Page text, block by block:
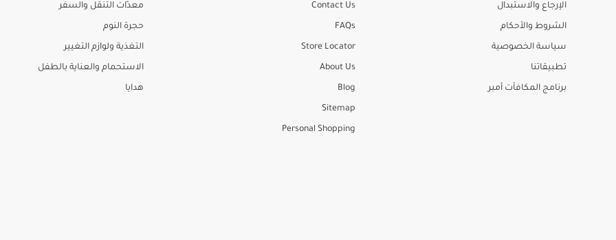
الإرجاع والاستبدال
الشروط والأحكام
سياسة الخصوصية
تطبيقاتنا
برنامج المكافآت أمبر
Contact Us
FAQs
Store Locator
About Us
Blog
Sitemap
Personal Shopping
معدّات التنقل والسفر
حجرة النوم
التغذية ولوازم التغيير
الاستحمام والعناية بالطفل
هدايا